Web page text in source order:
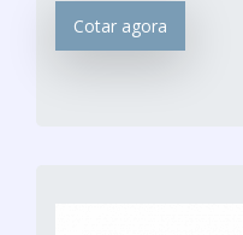
Cotar agora